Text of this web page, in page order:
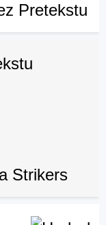
Pretekstu
Strikers